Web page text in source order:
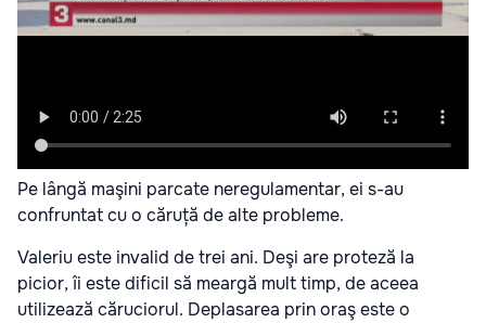
Pe lângă maşini parcate neregulamentar, ei s-au
confruntat cu o căruță de alte probleme.
Valeriu este invalid de trei ani. Deşi are proteză la
picior, îi este dificil să meargă mult timp, de aceea
utilizează căruciorul. Deplasarea prin oraş este o